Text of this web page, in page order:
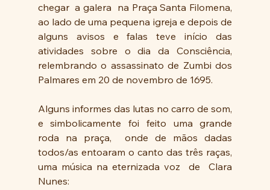
chegar  a galera  na Praça Santa Filomena,
ao lado de uma pequena igreja e depois de
alguns avisos e falas teve início das
atividades sobre o dia da Consciência,
relembrando o assassinato de Zumbi dos
Palmares em 20 de novembro de 1695.
Alguns informes das lutas no carro de som,
e simbolicamente foi feito uma grande
roda na praça,  onde de mãos dadas
todos/as entoaram o canto das três raças,
uma música na eternizada voz  de  Clara
Nunes: